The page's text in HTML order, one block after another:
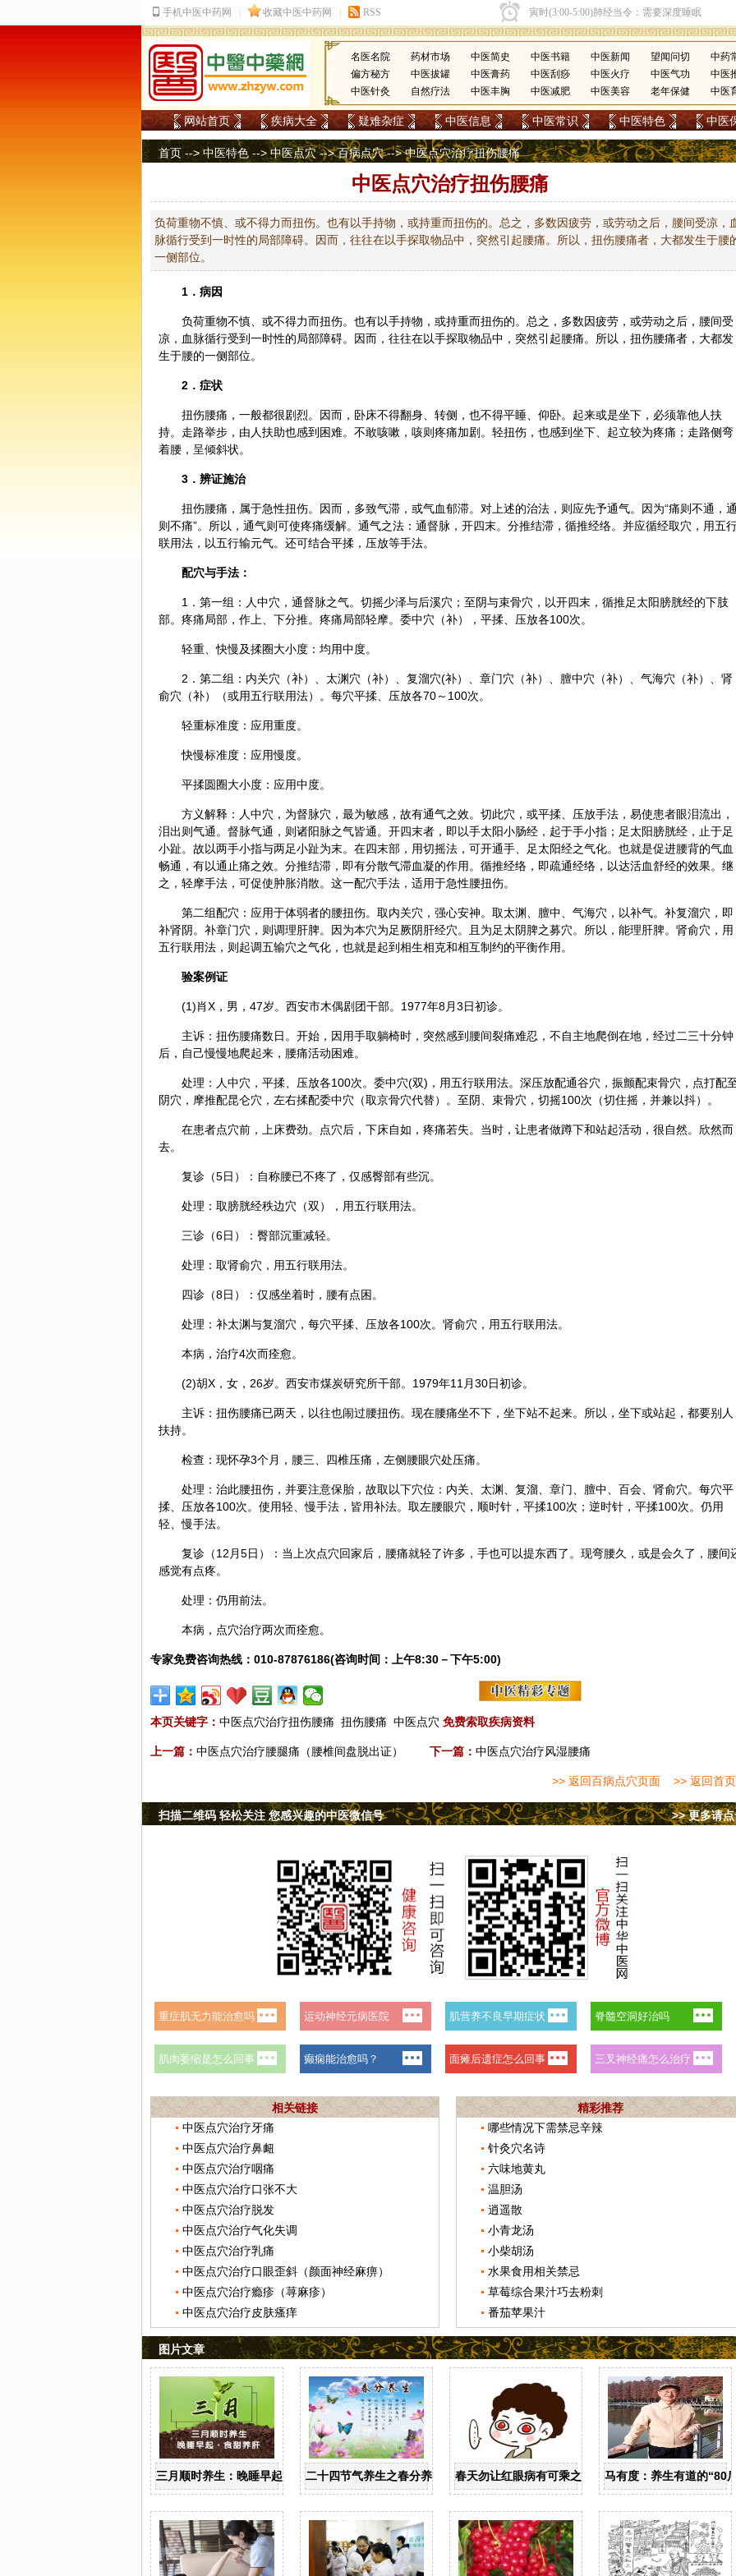
名医名院 药材市场 中医简史 中医书籍 中医新闻 望闻问切
中药
偏方秘方
中医拔罐 中医膏药 中医刮痧 中医火疗 中医气功
中医
中医针灸
自然疗法 中医丰胸 中医减肥 中医美容 老年保健 中医
网站首页 疾病大全 疑难杂症 中医信息 中医常识 中医特色 中医
首页 -->中医特色 -->中医点穴-->百病点穴--> 中医点穴治疗扭伤腰痛
中医点穴治疗扭伤腰痛
负荷重物不慎、或不得力而扭伤。也有以手持物，或持重而扭伤的。总之，多数因疲劳，或劳动之后，腰间受凉，
脉循行受到一时性的局部障碍。因而，往往在以手探取物品中，突然引起腰痛。所以，扭伤腰痛者，大都发生于腰
一侧部位。
1．病因
负荷重物不慎、或不得力而扭伤。也有以手持物，或持重而扭伤的。总之，多数因疲劳，或劳动之后，腰间受
凉，血脉循行受到一时性的局部障碍。因而，往往在以手探取物品中，突然引起腰痛。所以，扭伤腰痛者， 大都发
生于腰的一侧部位。
2．症状
扭伤腰痛，一般都很剧烈。因而，卧床不得翻身、转侧，也不得平睡、仰卧。起来或是坐下，必须靠他人扶
持。走路举步，由人扶助也感到困难。不敢咳嗽，咳则疼痛加剧。轻扭伤，也感到坐下、起立较为疼痛；走路侧弯
着腰，呈倾斜状。
3．辨证施治
扭伤腰痛，属于急性扭伤。因而，多致气滞，或气血郁滞。对上述的治法，则应先予通气。因为“痛则不通，
则不痛”。所以，通气则可使疼痛缓解。通气之法：通督脉 ，开四末。分推结滞，循推经络。并应循经取穴，用五
联用法，以五行输元气。还可结合平揉，压放等手法。
配穴与手法：
1．第一组：人中穴，通督脉之气。切摇少泽与后溪穴； 至阴与束骨穴，以开四末，循推足太阳膀胱经的下肢
部。疼痛局部，作上、下分推。疼痛局部轻摩。 委中穴（补），平揉、压放各100次。
轻重、快慢及揉圈大小度：均用中度。
2．第二组： 内关穴（补）、 太渊穴（补）、 复溜穴(补）、 章门穴（补）、 膻中穴（补）、 气海穴（补）、 肾
俞穴（补）（或用五行联用法）。每穴平揉、压放各70～100次。
轻重标准度：应用重度。
快慢标准度：应用慢度。
平揉圆圈大小度：应用中度。
方义解释：人中穴，为督脉穴，最为敏感，故有通气之效。切此穴，或平揉、压放手法，易使患者眼泪流出，
泪出则气通。督脉气通，则诸阳脉之气皆通。开四末者，即以手太阳小肠经，起于手小指；足太阳膀胱经，止于足
小趾。故以两手小指与两足小趾为末。在四末部，用切摇法，可开通手、足太阳经之气化。也就是促进腰背的气血
畅通，有以通止痛之效。分推结滞，即有分散气滞血凝的作用。循推经络，即疏通经络，以达活血舒经的效果。继
之，轻摩手法，可促使肿胀消散。这一配穴手法，适用于急性腰扭伤。
第二组配穴：应用于体弱者的腰扭伤。取内关穴，强心安神。取太渊、膻中、气海穴，以补气。补复溜穴，即
补肾阴。补章门穴，则调理肝脾。因为本穴为足厥阴肝经穴。且为足太阴脾之募穴。所以，能理肝脾。肾俞穴，用
五行联用法，则起调五输穴之气化，也就是起到相生相克和相互制约的平衡作用。
验案例证
(1)肖X，男，47岁。西安市木偶剧团干部。1977年8月3日初诊。
主诉：扭伤腰痛数日。开始，因用手取躺椅时，突然感到腰间裂痛难忍，不自主地爬倒在地，经过二三十分钟
后，自己慢慢地爬起来，腰痛活动困难。
处理：人中穴，平揉、压放各100次。委中穴(双)，用五行联用法。深压放配通谷穴，振颤配束骨穴，点打配
阴穴，摩推配昆仑穴，左右揉配委中穴（取京骨穴代替）。至阴、束骨穴，切摇100次（切住摇，并兼以抖）。
在患者点穴前，上床费劲。点穴后，下床自如，疼痛若失。当时，让患者做蹲下和站起活动，很自然。欣然而
去。
复诊（5日）：自称腰已不疼了，仅感臀部有些沉。
处理：取膀胱经秩边穴（双），用五行联用法。
三诊（6日）：臀部沉重减轻。
处理：取肾俞穴，用五行联用法。
四诊（8日）：仅感坐着时，腰有点困。
处理：补太渊与复溜穴，每穴平揉、压放各100次。肾俞穴，用五行联用法。
本病，治疗4次而痊愈。
(2)胡X，女，26岁。西安市煤炭研究所干部。1979年11月30日初诊。
主诉：扭伤腰痛已两天，以往也闹过腰扭伤。现在腰痛坐不下，坐下站不起来。所以，坐下或站起，都要别人
扶持。
检查：现怀孕3个月，腰三、四椎压痛，左侧腰眼穴处压痛。
处理：治此腰扭伤，并要注意保胎，故取以下穴位：内关、太渊、复溜、章门、膻中、 百会 、肾俞穴。每穴平
揉、压放各100次。使用轻、慢手法，皆用补法。取左腰眼穴，顺时针，平揉100次；逆时针，平揉100次。仍用
轻、慢手法。
复诊（12月5日）：当上次点穴回家后，腰痛就轻了许多，手也可以提东西了。现弯腰久，或是会久了，腰间
感觉有点疼。
处理：仍用前法。
本病，点穴治疗两次而痊愈。
专家免费咨询热线：010-87876186(咨询时间：上午8:30－下午5:00)
本页关键字： 中医点穴治疗扭伤腰痛 扭伤腰痛 中医点穴 免费索取疾病资料
上一篇： 中医点穴治疗腰腿痛（腰椎间盘脱出证） 下一篇： 中医点穴治疗风湿腰痛
>> 返回百病点穴页面 >> 返回首页
>> 更多请
扫描二维码 轻松关注 您感兴趣的中医微信号
相关链接
中医点穴治疗牙痛
中医点穴治疗鼻衄
中医点穴治疗咽痛
中医点穴治疗口张不大
中医点穴治疗脱发
中医点穴治疗气化失调
中医点穴治疗乳痛
中医点穴治疗口眼歪斜（颜面神经麻痹）
中医点穴治疗瘾疹（荨麻疹）
中医点穴治疗皮肤瘙痒
精彩推荐
哪些情况下需禁忌辛辣
针灸穴名诗
六味地黄丸
温胆汤
逍遥散
小青龙汤
小柴胡汤
水果食用相关禁忌
草莓综合果汁巧去粉刺
番茄苹果汁
图片文章
三月顺时养生：晚睡早起 食甜养肝二十四节气养生之春分养生 春天勿让红眼病有可乘之机 马有度：养生有道的“80